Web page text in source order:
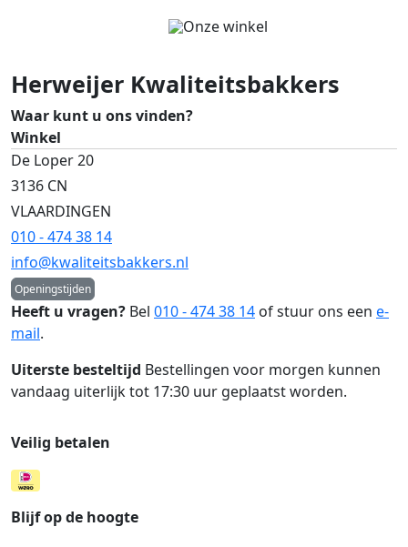
Herweijer Kwaliteitsbakkers
Waar kunt u ons vinden?
Winkel
De Loper 20
3136 CN
VLAARDINGEN
010 - 474 38 14
info@kwaliteitsbakkers.nl
Openingstijden
Heeft u vragen? Bel 010 - 474 38 14 of stuur ons een e-
mail.
Uiterste besteltijd Bestellingen voor morgen kunnen
vandaag uiterlijk tot 17:30 uur geplaatst worden.
Veilig betalen
Blijf op de hoogte